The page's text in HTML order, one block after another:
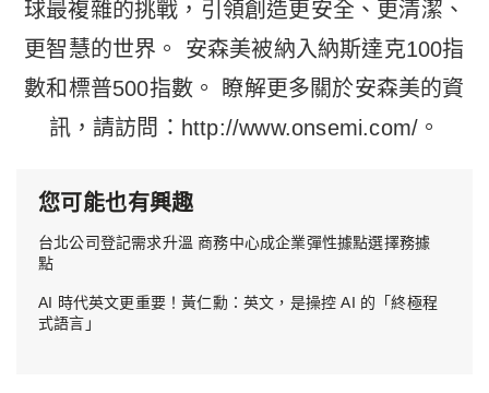
球最複雜的挑戰，引領創造更安全、更清潔、
更智慧的世界。 安森美被納入納斯達克100指
數和標普500指數。 瞭解更多關於安森美的資
訊，請訪問：http://www.onsemi.com/。
您可能也有興趣
台北公司登記需求升溫 商務中心成企業彈性據點選擇務據
點
AI 時代英文更重要！黃仁勳：英文，是操控 AI 的「終極程
式語言」